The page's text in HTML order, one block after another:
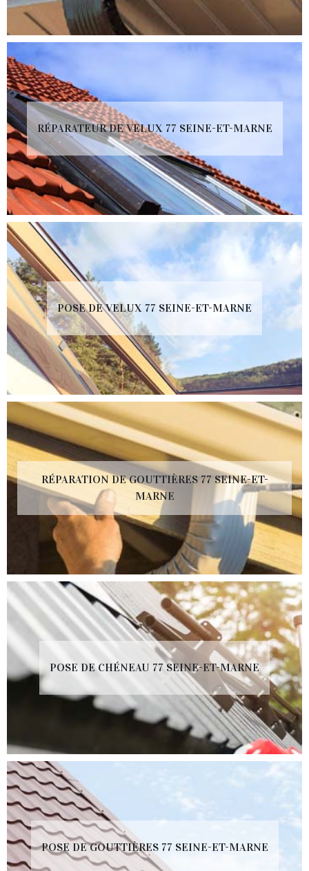
RÉPARATEUR DE VELUX 77 SEINE-ET-MARNE
POSE DE VELUX 77 SEINE-ET-MARNE
RÉPARATION DE GOUTTIÈRES 77 SEINE-ET-
MARNE
POSE DE CHÉNEAU 77 SEINE-ET-MARNE
POSE DE GOUTTIÈRES 77 SEINE-ET-MARNE